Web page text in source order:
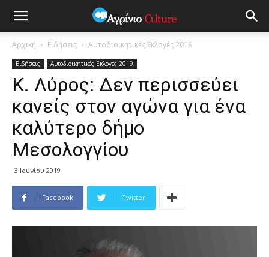
Αρχική Ειδήσεις Αυτοδιοικητικές Εκλογές 2019
Ειδήσεις Αυτοδιοικητικές Εκλογές 2019
Κ. Λύρος: Δεν περισσεύει
κανείς στον αγώνα για ένα
καλύτερο δήμο
Μεσολογγίου
3 Ιουνίου 2019
Facebook Twitter